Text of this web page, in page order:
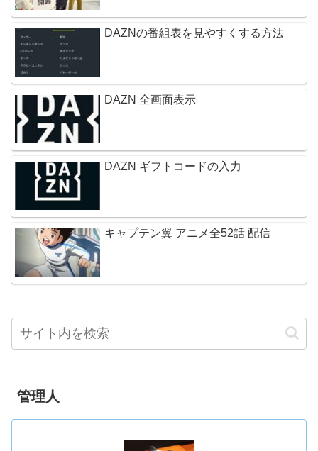
DAZNの番組表を見やすくする方法
DAZN 全画面表示
DAZN ギフトコードの入力
キャプテン翼 アニメ全52話 配信
管理人